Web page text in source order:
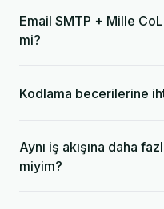
Email SMTP + Mille
mi?
Kodlama becerilerine
Aynı iş akışına daha
miyim?